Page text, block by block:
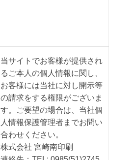
当サイトでお客様が提供され
るご本人の個人情報に関し、
お客様には当社に対し開示等
の請求をする権限がございま
す。ご要望の場合は、当社個
人情報保護管理者までお問い
合わせください。
株式会社 宮崎南印刷